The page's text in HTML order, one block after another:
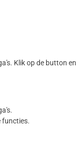
Klik op de button en
functies.